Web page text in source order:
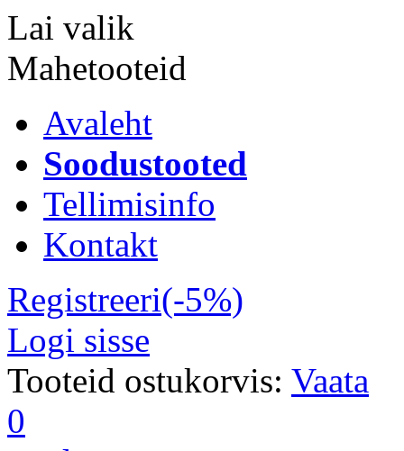
Lai valik
Mahetooteid
Avaleht
Soodustooted
Tellimisinfo
Kontakt
Registreeri(-5%)
Logi sisse
Tooteid ostukorvis: Vaata
0